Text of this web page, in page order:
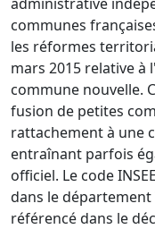
communes
les réformes
mars 2015 relative
commune nouvelle.
fusion de petites
rattachement à une
entraînant parfois
officiel. Le code INSEE
dans le département
référencé dans le